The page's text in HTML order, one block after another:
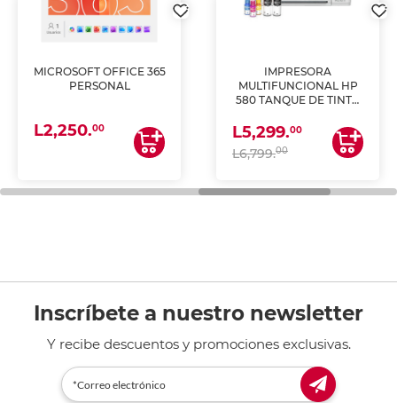
MICROSOFT OFFICE 365
PERSONAL
L2,250.00
IMPRESORA
MULTIFUNCIONAL HP
580 TANQUE DE TINTA
ESCANEA)
L5,299.00
L6,799.00
Inscríbete a nuestro newsletter
Y recibe descuentos y promociones exclusivas.